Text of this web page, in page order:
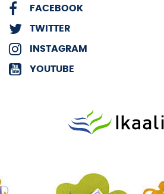
FACEBOOK
TWITTER
INSTAGRAM
YOUTUBE